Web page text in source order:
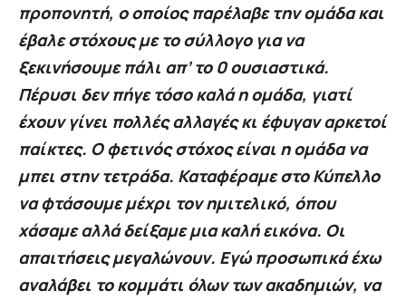
προπονητή, ο οποίος παρέλαβε την ομάδα και
έβαλε στόχους με το σύλλογο για να
ξεκινήσουμε πάλι απ’ το 0 ουσιαστικά.
Πέρυσι δεν πήγε τόσο καλά η ομάδα, γιατί
έχουν γίνει πολλές αλλαγές κι έφυγαν αρκετοί
παίκτες. Ο φετινός στόχος είναι η ομάδα να
μπει στην τετράδα. Καταφέραμε στο Κύπελλο
να φτάσουμε μέχρι τον ημιτελικό, όπου
χάσαμε αλλά δείξαμε μια καλή εικόνα. Οι
απαιτήσεις μεγαλώνουν. Εγώ προσωπικά έχω
αναλάβει το κομμάτι όλων των ακαδημιών, να